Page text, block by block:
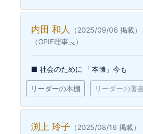
内田 和人
（2025/09/06 掲載）
（GPIF理事長）
■ 社会のために 「本懐」今も
リーダーの本棚 リーダーの著
渕上 玲子 （2025/08/16 掲載）